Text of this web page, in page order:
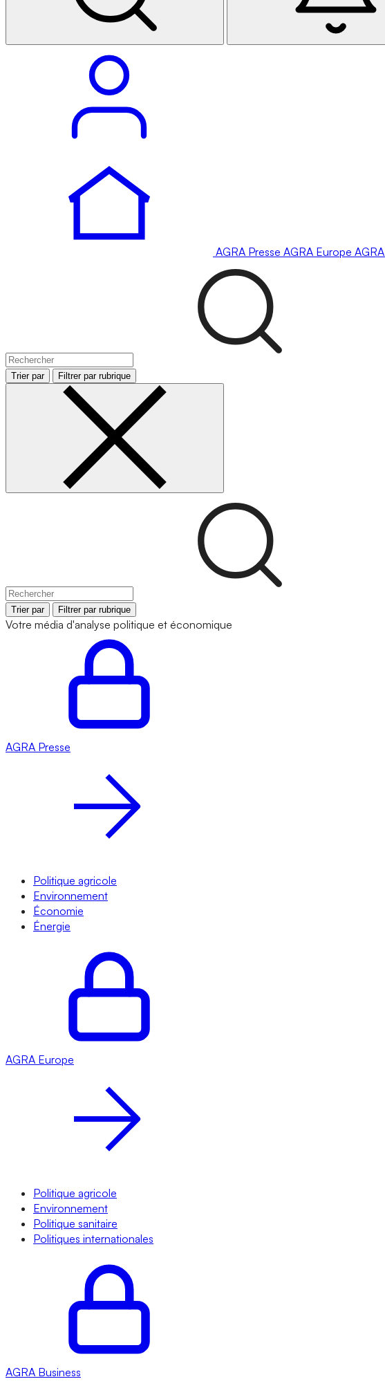
AGRA Presse AGRA Europe AGRA
Trier par Filtrer par rubrique
Trier par Filtrer par rubrique
Votre média d'analyse politique et économique
AGRA Presse
Politique agricole
Environnement
Économie
Énergie
AGRA Europe
Politique agricole
Environnement
Politique sanitaire
Politiques internationales
AGRA Business